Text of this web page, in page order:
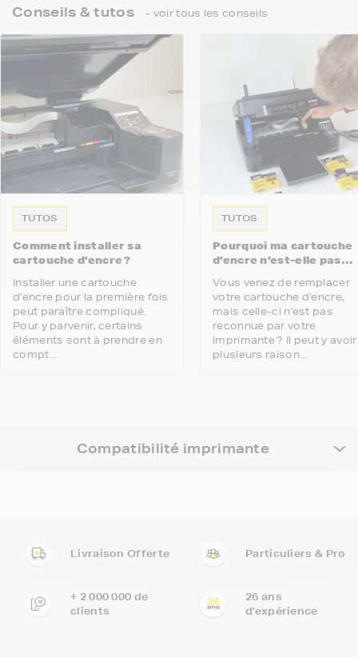
Conseils & tutos - voir tous les conseils
TUTOS
Comment installer sa
cartouche d’encre ?
Installer une cartouche
d’encre pour la première fois
peut paraître compliqué.
Pour y parvenir, certains
éléments sont à prendre en
compt...
TUTOS
Pourquoi ma cartouche
d’encre n’est-elle pas
imprimante ?
Vous venez de remplacer
votre cartouche d’encre,
mais celle-ci n’est pas
reconnue par votre
imprimante ? Il peut y avoir
plusieurs raison...
Compatibilité imprimante
Livraison Offerte Particuliers & Pro
+ 2 000 000 de
clients
26 ans
d'expérience